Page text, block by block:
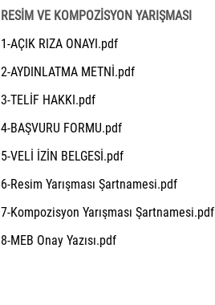
RESİM VE KOMPOZİSYON YARIŞMASI
1-AÇIK RIZA ONAYI.pdf
2-AYDINLATMA METNİ.pdf
3-TELİF HAKKI.pdf
4-BAŞVURU FORMU.pdf
5-VELİ İZİN BELGESİ.pdf
6-Resim Yarışması Şartnamesi.pdf
7-Kompozisyon Yarışması Şartnamesi.pdf
8-MEB Onay Yazısı.pdf